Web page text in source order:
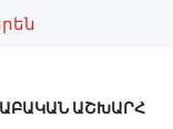
ԱՇԽԱՐՀ